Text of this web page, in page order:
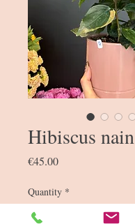
Hibiscus nain
€45.00Price
Quantity *